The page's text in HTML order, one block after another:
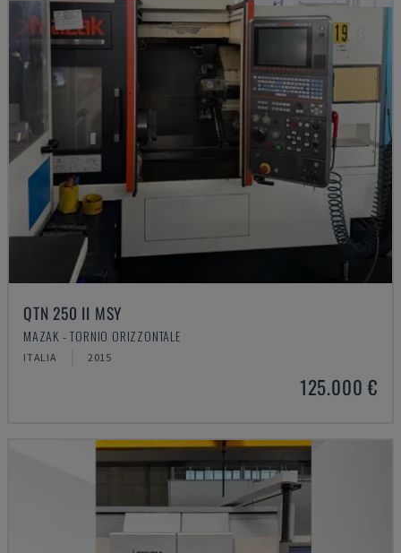
QTN 250 II MSY
MAZAK - TORNIO ORIZZONTALE
ITALIA 2015
125.000 €